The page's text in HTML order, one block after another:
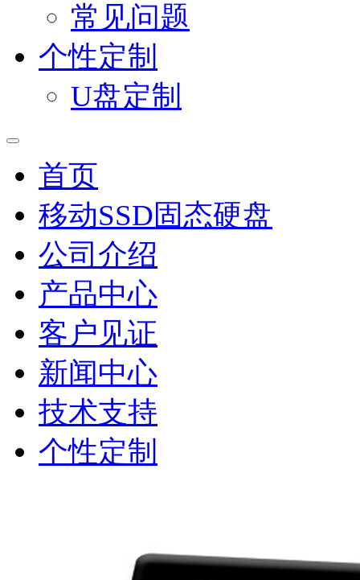
常见问题
个性定制
U盘定制
首页
移动SSD固态硬盘
公司介绍
产品中心
客户见证
新闻中心
技术支持
个性定制